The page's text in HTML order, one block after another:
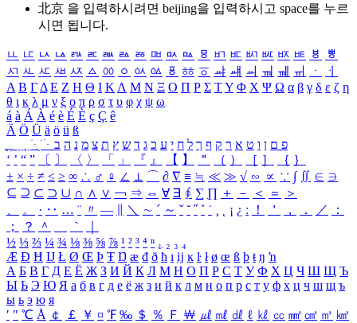
北京 을 입력하시려면 beijing을 입력하시고 space를 누르
시면 됩니다.
ㅥ ㅦ ㅧ ㅨ ㅩ ㅪ ㅫ ㅬ ㅭ ㅮ ㅯ ㅰ ㅱ ㅲ ㅳ ㅴ ㅵ ㅶ ㅷ ㅸ
ㅹ
ㅺ ㅻ ㅼ ㅽ ㅾ ㅿ ㆀ ㆁ ㆂ ㆃ ㆄ ㆅ ㆆ ㆇ ㆈ ㆉ ㆊ ㆋ ㆌ ㆍ
ㆎ
Α Β ΓΔ Ε Ζ Η Θ Ι ΚΛ Μ Ν Ξ Ο Π Ρ Σ ΤΥ Φ Χ Ψ Ω α β γ δ ε ζ η
θ ι κ λ μ ν ξ ο π ρ σ τ υ φ χ ψ ω
á à Á À é è É È ç Ç ê
Ä Ö Ü ä ö ü ß
ִֶֹ ֻּ ׁׂ פ ם ן ו ט א ר ק ף ך ל ח י ע כ ג ד ש ץ ת צ מ נ ה ב
‘ ’ “ ” 〔 〕 〈 〉 「 」 『 』 【 】 ＂ （ ） ［ ］ ｛ ｝
± × ÷ ≠ ≤ ≥ ∞ ∴ ♂ ♀ ∠ ⊥ ⌒ ∂ ∇ ≡ ≒ ≪ ≫ √ ∽ ∝ ∵ ∫ ∬ ∈ ∋
⊆ ⊇ ⊂ ⊃ ∪ ∩ ∧ ∨ ￢ ⇒ ⇔ ∀ ∃ ∮ ∑ ∏ ＋ － ＜ ＝
＞
、
。 · ‥ … ¨ 〃 ― ＼ ∼ ´ ～ ˇ ˘ ˝ ˚ ˙ ¸ ¡ ¿ ː ！ ＇ ， ． ／
：
；
？ ＾ ｀
½ ⅓ ⅔ ¼ ¾ ⅛ ⅜ ⅝ ⅞ ¹ ² ³ ⁴ ⁿ ₁ ₂ ₃ ₄
Æ Ð Ħ Ĳ Ł Ø Œ Þ Ŧ Ŋ æ đ ð ħ ı ĳ ĸ ŀ ł ø œ ß þ ŧ ŋ ŉ
А Б В Г Д Е Ё Ж З И Й К Л М Н О П Р С Т У Ф Х Ц Ч Ш Щ Ъ
Ы Ь Э Ю Я а б в г д е ё ж з и й к л м н о п р с т у ф х ц ч ш щ ъ
ы ь э ю я
′ ″ ℃ Å ￠ ￡ ￥ ¤ ℉ ‰ ＄ ％ Ｆ ￦ ㎕ ㎖ ㎗ ℓ ㎘ ㏄ ㎣ ㎤ ㎥ ㎦